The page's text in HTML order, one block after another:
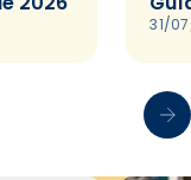
31/